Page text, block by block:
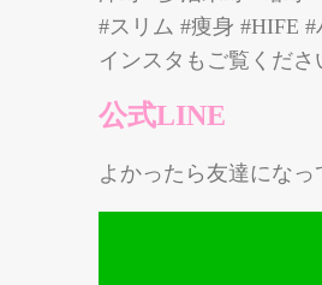
#スリム #痩身 #HIFE #
インスタもご覧くださ
公式LINE
よかったら友達にな